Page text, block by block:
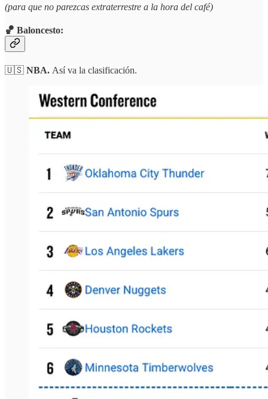
(para que no parezcas extraterrestre a la hora del café)
🏀 Baloncesto:
🇺🇸 NBA. Así va la clasificación.